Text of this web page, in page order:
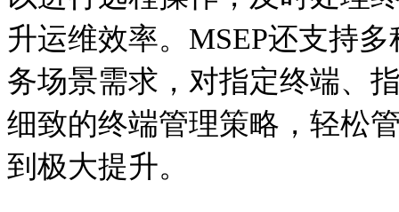
升运维效率。MSEP还支持
务场景需求，对指定终端、
细致的终端管理策略，轻松
到极大提升。